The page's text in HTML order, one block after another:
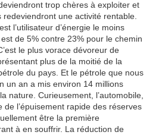
trop chères à exploiter et
une activité rentable.
l’utilisateur d’énergie le moins
de 5% contre 23% pour le chemin
le plus vorace dévoreur de
plus de la moitié de la
du pays. Et le pétrole que nous
un an a mis environ 14 millions
nature. Curieusement, l’automobile,
de l’épuisement rapide des réserves
être la première
à en souffrir. La réduction de